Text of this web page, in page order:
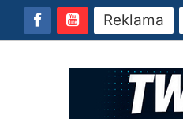
Reklama